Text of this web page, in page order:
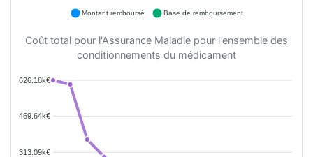
Montant remboursé Base de remboursement
Coût total pour l'Assurance Maladie pour l'ensemble des
conditionnements du médicament
626.18k€
469.64k€
313.09k€